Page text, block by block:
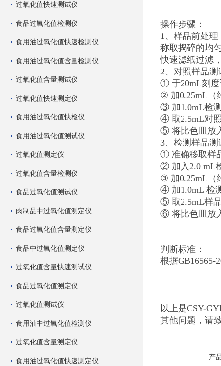
过氧化值快速测试仪
食品过氧化值检测仪
食用油过氧化值快速检测仪
食用油过氧化值含量检测仪
过氧化值含量测试仪
过氧化值快速测定仪
食用油过氧化值快检仪
食用油过氧化值测试仪
过氧化值测定仪
过氧化值含量检测仪
食品过氧化值测试仪
肉制品中过氧化值测定仪
食品过氧化值含量测定仪
食品中过氧化值测定仪
过氧化值含量快速测试仪
食品过氧化值测定仪
过氧化值测试仪
食用油中过氧化值检测仪
过氧化值含量测定仪
食用油过氧化值快速测定仪
操作步骤：
1、样品前处理
称取捣碎的均
快速滤纸过滤
2、对照样品测
① 于20mL刻度
② 加0.25mL（
③ 加1.0mL检
④ 取2.5mL对
⑤ 将比色皿放
3、检测样品测
① 准确移取样
② 加入2.0 mL
③ 加0.25mL（
④ 加1.0mL 检
⑤ 取2.5mL样
⑥ 将比色皿放
判断标准：
根据GB16565-
以上是CSY-
其他问题，请
产